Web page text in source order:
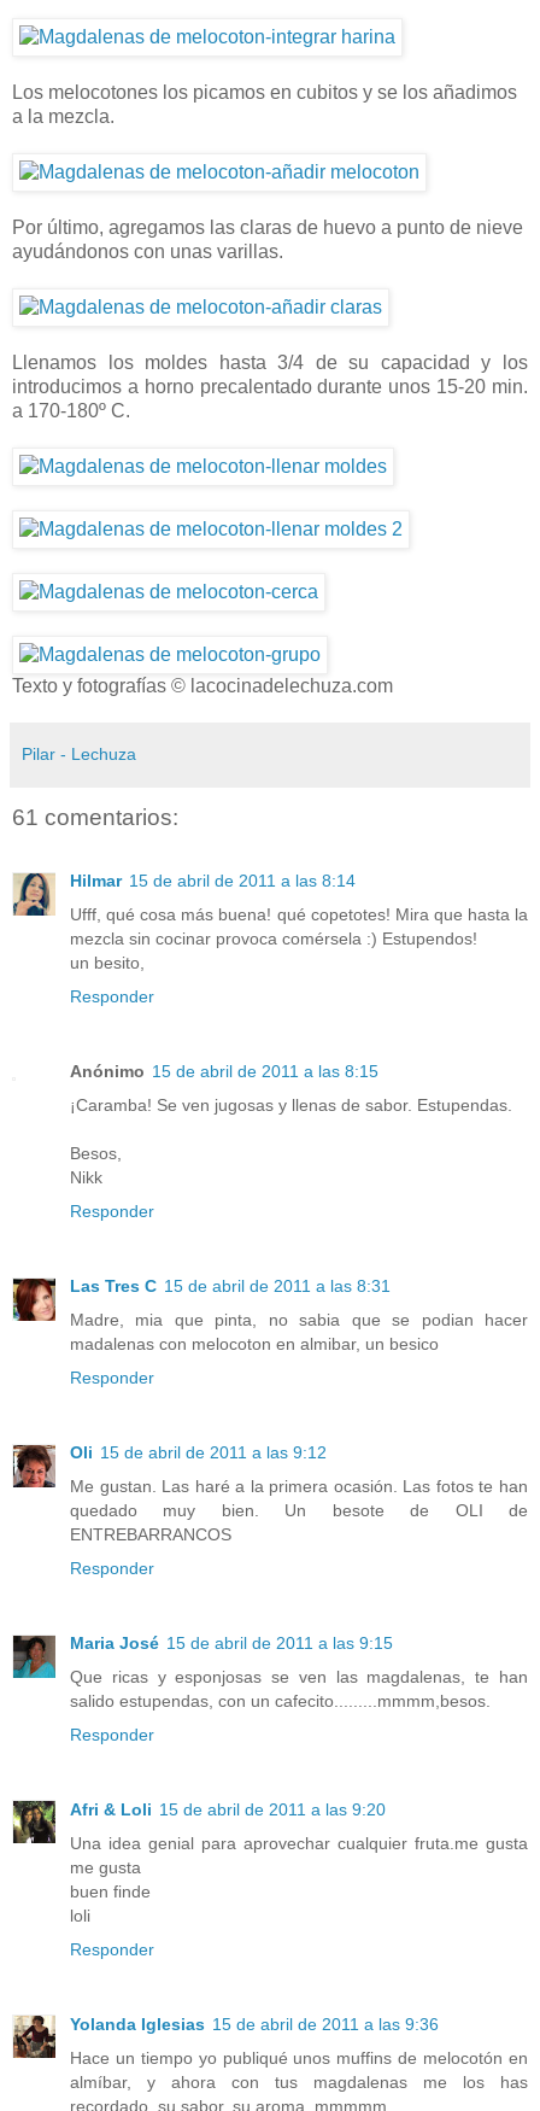
Los melocotones los picamos en cubitos y se los añadimos
a la mezcla.
Por último, agregamos las claras de huevo a punto de nieve
ayudándonos con unas varillas.
Llenamos los moldes hasta 3/4 de su capacidad y los
introducimos a horno precalentado durante unos 15-20 min.
a 170-180º C.
Texto y fotografías © lacocinadelechuza.com
Pilar - Lechuza
61 comentarios:
Hilmar 15 de abril de 2011 a las 8:14
Ufff, qué cosa más buena! qué copetotes! Mira que hasta la
mezcla sin cocinar provoca comérsela :) Estupendos!
un besito,
Responder
Anónimo 15 de abril de 2011 a las 8:15
¡Caramba! Se ven jugosas y llenas de sabor. Estupendas.
Besos,
Nikk
Responder
Las Tres C 15 de abril de 2011 a las 8:31
Madre, mia que pinta, no sabia que se podian hacer
madalenas con melocoton en almibar, un besico
Responder
Oli 15 de abril de 2011 a las 9:12
Me gustan. Las haré a la primera ocasión. Las fotos te han
quedado muy bien. Un besote de OLI de
ENTREBARRANCOS
Responder
Maria José 15 de abril de 2011 a las 9:15
Que ricas y esponjosas se ven las magdalenas, te han
salido estupendas, con un cafecito.........mmmm,besos.
Responder
Afri & Loli 15 de abril de 2011 a las 9:20
Una idea genial para aprovechar cualquier fruta.me gusta
me gusta
buen finde
loli
Responder
Yolanda Iglesias 15 de abril de 2011 a las 9:36
Hace un tiempo yo publiqué unos muffins de melocotón en
almíbar, y ahora con tus magdalenas me los has
recordado, su sabor, su aroma, mmmmm